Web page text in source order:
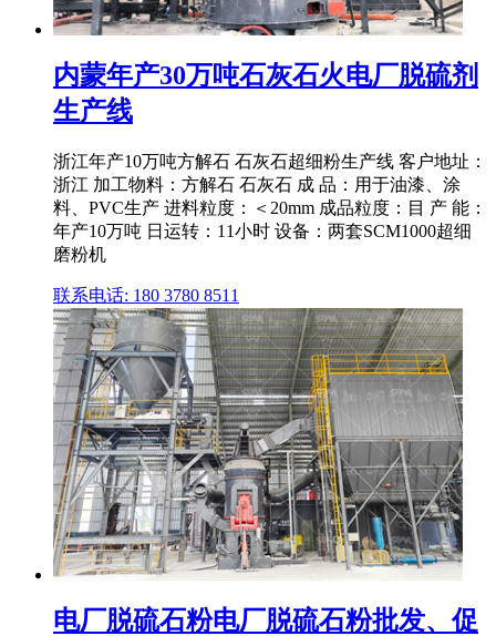
内蒙年产30万吨石灰石火电厂脱硫剂
生产线
浙江年产10万吨方解石 石灰石超细粉生产线 客户地址：
浙江 加工物料：方解石 石灰石 成 品：用于油漆、涂
料、PVC生产 进料粒度：＜20mm 成品粒度：目 产 能：
年产10万吨 日运转：11小时 设备：两套SCM1000超细
磨粉机
联系电话: 180 3780 8511
电厂脱硫石粉电厂脱硫石粉批发、促